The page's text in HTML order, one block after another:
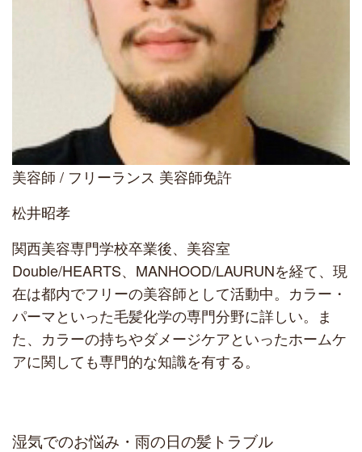
美容師 / フリーランス 美容師免許
松井昭孝
関西美容専門学校卒業後、美容室
Double/HEARTS、MANHOOD/LAURUNを経て、現
在は都内でフリーの美容師として活動中。カラー・
パーマといった毛髪化学の専門分野に詳しい。ま
た、カラーの持ちやダメージケアといったホームケ
アに関しても専門的な知識を有する。
湿気でのお悩み・雨の日の髪トラブル